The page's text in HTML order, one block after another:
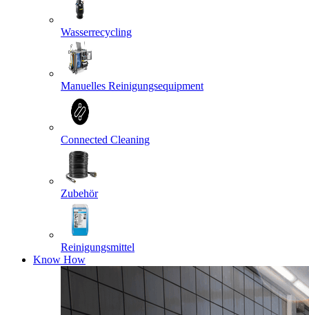
Wasserrecycling
Manuelles Reinigungsequipment
Connected Cleaning
Zubehör
Reinigungsmittel
Know How